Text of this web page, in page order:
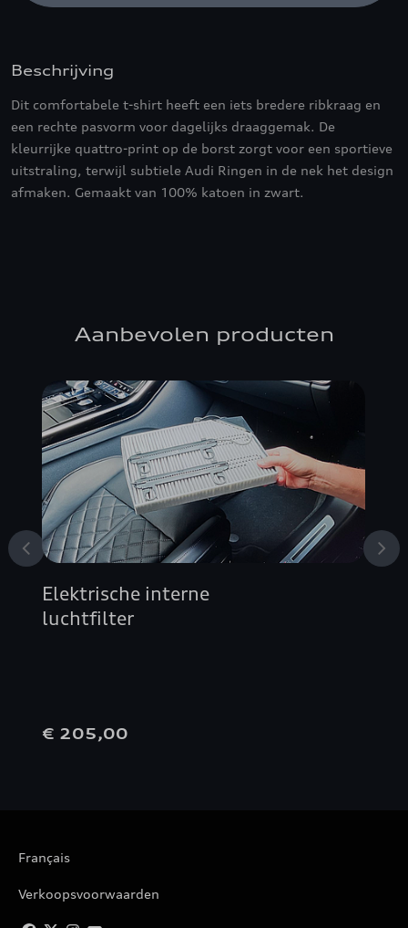
Beschrijving
Dit comfortabele t-shirt heeft een iets bredere ribkraag en
een rechte pasvorm voor dagelijks draaggemak. De
kleurrijke quattro-print op de borst zorgt voor een sportieve
uitstraling, terwijl subtiele Audi Ringen in de nek het design
afmaken. Gemaakt van 100% katoen in zwart.
Aanbevolen producten
Elektrische interne
luchtfilter
€ 205,00
Français
Verkoopsvoorwaarden